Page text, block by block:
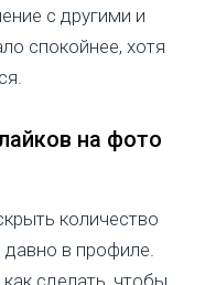
с другими и
спокойнее, хотя
на фото
количество
давно в профиле.